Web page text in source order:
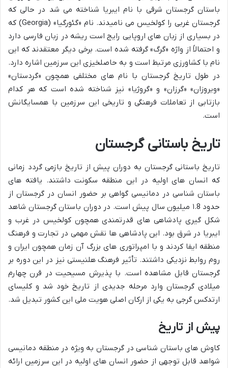
باستان گرجستان شرقی با نام ایبریا شناخته می شد در حالی که
گرجستان غربی را کولخیس می نامیدند. نام «گئورگیا» (Georgia) که
در بسیاری از زبان های اروپایی رایج است ریشه در زبان فارسی دارد
و احتمالاً از واژه «گرگ» گرفته شده است. برخی دیگر معتقدند که این
نام با کشاورزی مرتبط است و به حاصلخیزی این سرزمین اشاره دارد.
در طول تاریخ گرجستان با نام های مختلفی همچون «گردستان»
«ویروزان» «گرزان» و «گروژیا» نیز شناخته شده است که هر کدام
بازتابی از تعاملات فرهنگی و تاریخی این سرزمین با همسایگانش
است.
تاریخ باستانی گرجستان
تاریخ باستانی گرجستان به دوران پیش از تاریخ بازمی گردد زمانی
که انسان های اولیه در این منطقه سکونت داشتند. یافته های
باستان شناسی در دمانیسی گواهی بر حضور انسان در گرجستان از
حدود ۱.8 میلیون سال پیش است. در دوران باستان گرجستان شاهد
شکل گیری پادشاهی های قدرتمندی همچون کولخیس در غرب و
ایبریا در شرق بود. این پادشاهی ها نقش مهمی در تجارت و فرهنگ
منطقه ایفا کردند و با امپراتوری های بزرگ آن زمان همچون ایران و
روم روابط نزدیکی داشتند. تأثیر فرهنگ هلنیستی نیز در این دوره بر
گرجستان قابل مشاهده است. با پذیرش مسیحیت در قرن چهارم
میلادی گرجستان وارد مرحله جدیدی از تاریخ خود شد و کلیسای
ارتدکس گرجی به یکی از ارکان اصلی هویت ملی این کشور تبدیل شد.
پیش از تاریخ
کاوش های باستان شناسی در گرجستان به ویژه در منطقه دمانیسی
شواهد قابل توجهی از حضور انسان های اولیه در این سرزمین ارائه